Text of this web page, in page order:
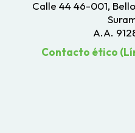
Calle 44 46-001,
A.A.
Contacto ético